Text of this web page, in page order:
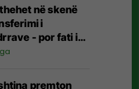
në skenë
i
- por fati i
Asllanit
Torres
premton